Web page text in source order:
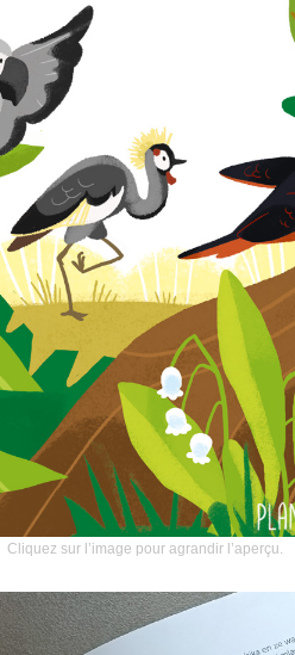
Cliquez sur l’image pour agrandir l’aperçu.